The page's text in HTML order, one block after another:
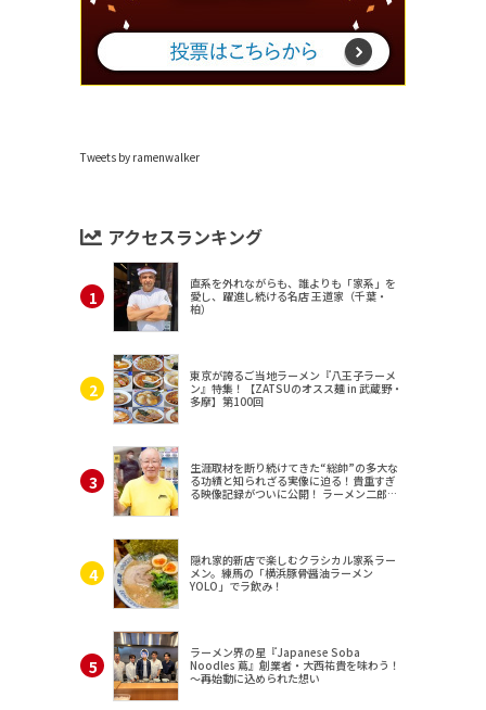
Tweets by ramenwalker
アクセスランキング
直系を外れながらも、誰よりも「家系」を
愛し、躍進し続ける名店 王道家（千葉・
柏）
東京が誇るご当地ラーメン『八王子ラーメ
ン』特集！【ZATSUのオスス麺 in 武蔵野・
多摩】第100回
生涯取材を断り続けてきた“総帥”の多大な
る功績と知られざる実像に迫る！貴重すぎ
る映像記録がついに公開！ ラーメン二郎
隠れ家的新店で楽しむクラシカル家系ラー
メン。練馬の「横浜豚骨醤油ラーメン
YOLO」でラ飲み！
ラーメン界の星『Japanese Soba
Noodles 蔦』創業者・大西祐貴を味わう！
～再始動に込められた想い